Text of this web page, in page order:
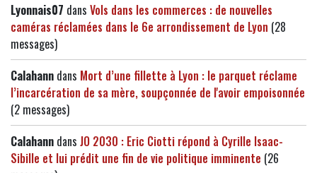
Lyonnais07 dans Vols dans les commerces : de nouvelles
caméras réclamées dans le 6e arrondissement de Lyon (28
messages)
Calahann dans Mort d’une fillette à Lyon : le parquet réclame
l’incarcération de sa mère, soupçonnée de l'avoir empoisonnée
(2 messages)
Calahann dans JO 2030 : Eric Ciotti répond à Cyrille Isaac-
Sibille et lui prédit une fin de vie politique imminente (26